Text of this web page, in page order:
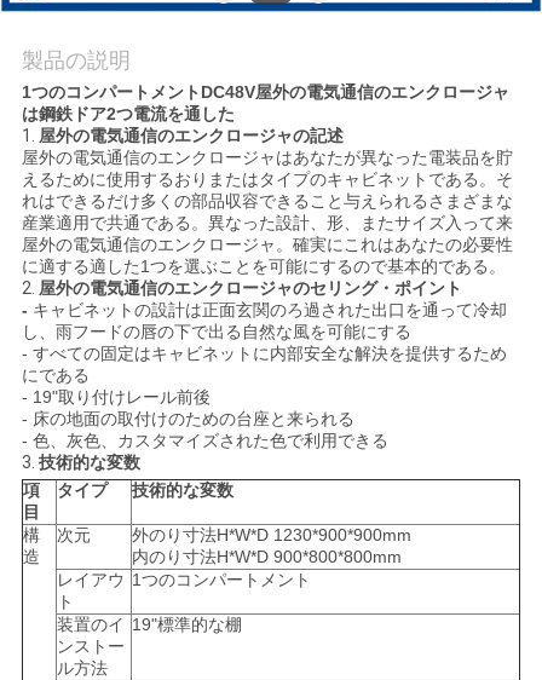
し
な
さ
い
ニ
ュ
ー
ス
引
用
製品の説明
1つのコンパートメントDC48V屋外の電気通信のエンクロージャ
は鋼鉄ドア2つ電流を通した
1. 屋外の電気通信のエンクロージャの記述
屋外の電気通信のエンクロージャはあなたが異なった電装品を貯
えるために使用するおりまたはタイプのキャビネットである。そ
れはできるだけ多くの部品収容できること与えられるさまざまな
産業適用で共通である。異なった設計、形、またサイズ入って来
屋外の電気通信のエンクロージャ。確実にこれはあなたの必要性
に適する適した1つを選ぶことを可能にするので基本的である。
2. 屋外の電気通信のエンクロージャのセリング・ポイント
- キャビネットの設計は正面玄関のろ過された出口を通って冷却
し、雨フードの唇の下で出る自然な風を可能にする
- すべての固定はキャビネットに内部安全な解決を提供するため
にである
- 19"取り付けレール前後
- 床の地面の取付けのための台座と来られる
- 色、灰色、カスタマイズされた色で利用できる
3. 技術的な変数
項
目
タイプ 技術的な変数
構
造
次元
外のり寸法H*W*D 1230*900*900mm
内のり寸法H*W*D 900*800*800mm
レイアウ
ト
1つのコンパートメント
装置のイ
ンストー
ル方法
19"標準的な棚